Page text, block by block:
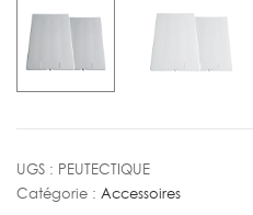
UGS : PEUTECTIQUE
Catégorie : Accessoires